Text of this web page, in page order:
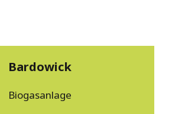
Bardowick
Biogasanlage